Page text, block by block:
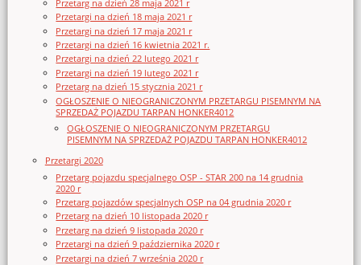
Przetarg na dzień 28 maja 2021 r
Przetargi na dzień 18 maja 2021 r
Przetargi na dzień 17 maja 2021 r
Przetargi na dzień 16 kwietnia 2021 r.
Przetargi na dzień 22 lutego 2021 r
Przetargi na dzień 19 lutego 2021 r
Przetarg na dzień 15 stycznia 2021 r
OGŁOSZENIE O NIEOGRANICZONYM PRZETARGU PISEMNYM NA
SPRZEDAŻ POJAZDU TARPAN HONKER4012
OGŁOSZENIE O NIEOGRANICZONYM PRZETARGU
PISEMNYM NA SPRZEDAŻ POJAZDU TARPAN HONKER4012
Przetargi 2020
Przetarg pojazdu specjalnego OSP - STAR 200 na 14 grudnia
2020 r
Przetarg pojazdów specjalnych OSP na 04 grudnia 2020 r
Przetarg na dzień 10 listopada 2020 r
Przetarg na dzień 9 listopada 2020 r
Przetargi na dzień 9 października 2020 r
Przetargi na dzień 7 września 2020 r